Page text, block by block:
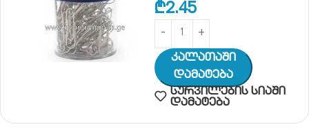
₾2.45
Კალათაში
Დამატება
სურვილების სიაში
დამატება